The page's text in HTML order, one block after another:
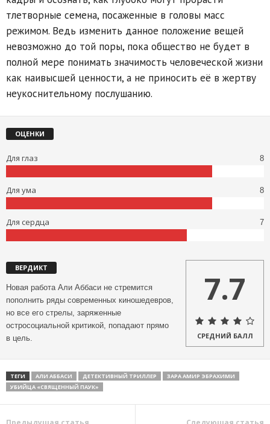
тлетворные семена, посаженные в головы масс
режимом. Ведь изменить данное положение вещей
невозможно до той поры, пока общество не будет в
полной мере понимать значимость человеческой жизни
как наивысшей ценности, а не приносить её в жертву
неукоснительному послушанию.
ОЦЕНКИ
Для глаз 8
Для ума 8
Для сердца 7
ВЕРДИКТ
Новая работа Али Аббаси не стремится
пополнить ряды современных киношедевров,
но все его стрелы, заряженные
остросоциальной критикой, попадают прямо
в цель.
7.7
СРЕДНИЙ БАЛЛ
ТЕГИ АЛИ АББАСИ ДЕТЕКТИВНЫЙ ТРИЛЛЕР
ЗАРА АМИР ЭБРАХИМИ
УБИЙЦА «СВЯЩЕННЫЙ ПАУК»